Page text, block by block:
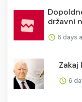
državni
6 days
6